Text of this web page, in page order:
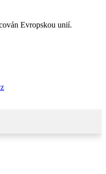
Evropskou unií.